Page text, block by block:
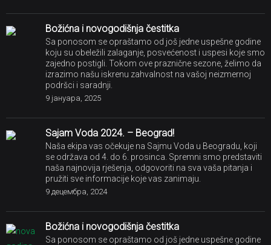
Božićna i novogodišnja čestitka
Sa ponosom se opraštamo od još jedne uspešne godine
koju su obeležili zalaganje, posvećenost i uspesi koje smo
zajedno postigli. Tokom ove praznične sezone, želimo da
izrazimo našu iskrenu zahvalnost na vašoj neizmernoj
podršci i saradnji.
9 јануара, 2025
Sajam Voda 2024. – Beograd!
Naša ekipa vas očekuje na Sajmu Voda u Beogradu, koji
se održava od 4. do 6. prosinca. Spremni smo predstaviti
naša najnovija rješenja, odgovoriti na sva vaša pitanja i
pružiti sve informacije koje vas zanimaju.
9 децембра, 2024
Božićna i novogodišnja čestitka
Sa ponosom se opraštamo od još jedne uspešne godine